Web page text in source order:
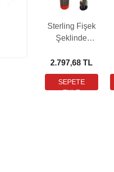
Sterling Fişek
Şeklinde
Harbi Takımı
Seti (Tüm
Kalibreler)
2.797,68 TL